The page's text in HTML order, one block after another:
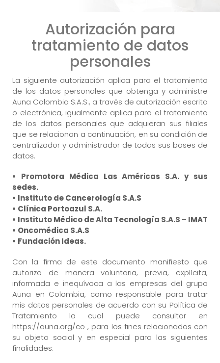
Autorización para
tratamiento de datos
personales
La siguiente autorización aplica para el tratamiento
de los datos personales que obtenga y administre
Auna Colombia S.A.S., a través de autorización escrita
o electrónica, igualmente aplica para el tratamiento
de los datos personales que adquieran sus filiales
que se relacionan a continuación, en su condición de
centralizador y administrador de todas sus bases de
datos.
• Promotora Médica Las Américas S.A. y sus
sedes.
• Instituto de Cancerología S.A.S
• Clínica Portoazul S.A.
• Instituto Médico de Alta Tecnología S.A.S – IMAT
• Oncomédica S.A.S
• Fundación Ideas.
Con la firma de este documento manifiesto que
autorizo de manera voluntaria, previa, explícita,
informada e inequívoca a las empresas del grupo
Auna en Colombia, como responsable para tratar
mis datos personales de acuerdo con su Política de
Tratamiento la cual puede consultar en
https://auna.org/co , para los fines relacionados con
su objeto social y en especial para las siguientes
finalidades: